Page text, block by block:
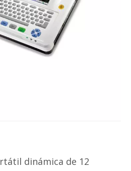
dinámica de 12